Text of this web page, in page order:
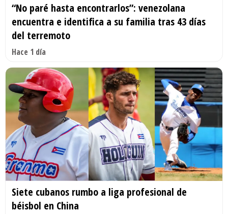
“No paré hasta encontrarlos”: venezolana
encuentra e identifica a su familia tras 43 días
del terremoto
Hace 1 día
Siete cubanos rumbo a liga profesional de
béisbol en China